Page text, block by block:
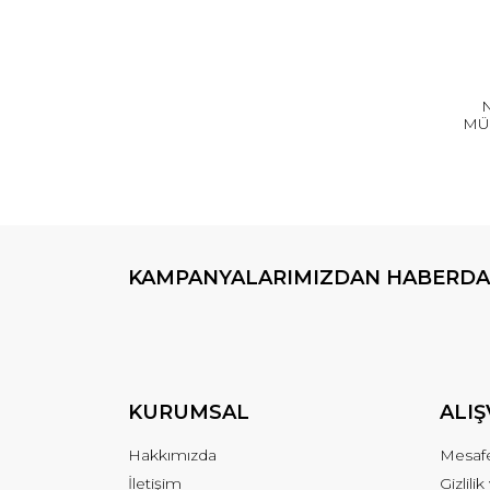
KAMPANYALARIMIZDAN
KURUMSAL
Hakkımızda
İletişim